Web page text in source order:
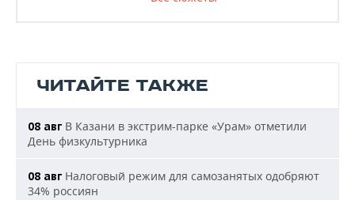
ЧИТАЙТЕ ТАКЖЕ
08 авг В Казани в экстрим-парке «Урам» отметили
День физкультурника
08 авг Налоговый режим для самозанятых одобряют
34% россиян